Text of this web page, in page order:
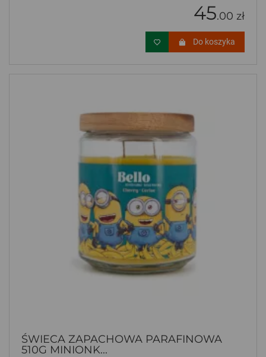
45.00 zł
Do koszyka
ŚWIECA ZAPACHOWA PARAFINOWA
510G MINIONK...